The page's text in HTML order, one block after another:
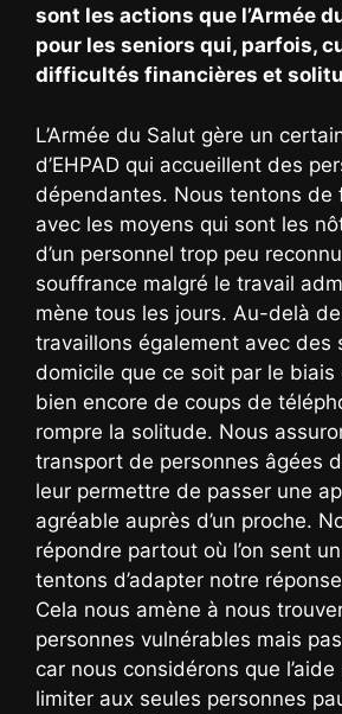
sont les actions que l’Armée
pour les seniors qui, parfois,
difficultés financières et
L’Armée du Salut gère un
d’EHPAD qui accueillent des
dépendantes. Nous tentons de
avec les moyens qui sont les
d’un personnel trop peu
souffrance malgré le travail
mène tous les jours. Au-delà
travaillons également avec des
domicile que ce soit par le biais
bien encore de coups de
rompre la solitude. Nous
transport de personnes âgées
leur permettre de passer une
agréable auprès d’un proche.
répondre partout où l’on sent
tentons d’adapter notre
Cela nous amène à nous
personnes vulnérables mais
car nous considérons que
limiter aux seules personnes